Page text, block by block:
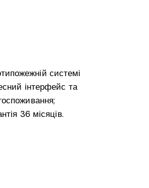
системі
інтерфейс та
36 місяців.